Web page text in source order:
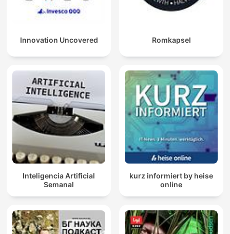
Innovation Uncovered Romkapsel
Inteligencia Artificial
Semanal
kurz informiert by heise
online